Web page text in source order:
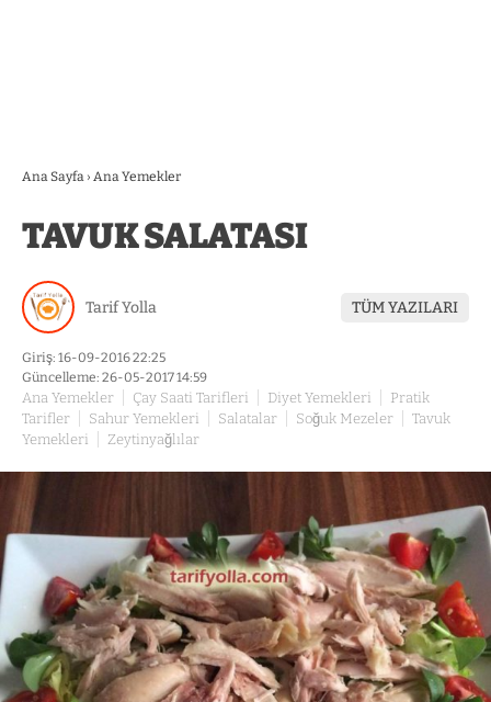
Ana Sayfa › Ana Yemekler
TAVUK SALATASI
Tarif Yolla TÜM YAZILARI
Giriş: 16-09-2016 22:25
Güncelleme: 26-05-2017 14:59
Ana Yemekler Çay Saati Tarifleri Diyet Yemekleri
Pratik
Tarifler
Sahur Yemekleri Salatalar Soğuk Mezeler
Tavuk
Yemekleri
Zeytinyağlılar